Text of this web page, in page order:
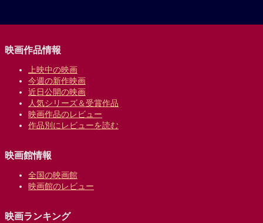
映画作品情報
上映中の映画
今週の新作映画
近日公開の映画
人気シリーズ＆受賞作品
映画作品のレビュー
作品別にレビューを読む
映画館情報
全国の映画館
映画館のレビュー
映画ランキング